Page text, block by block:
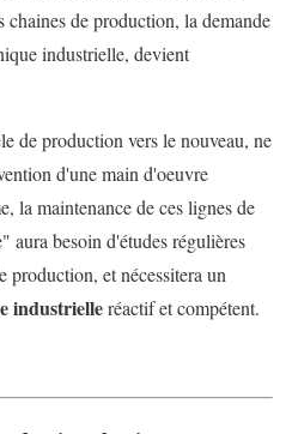
chaines de production, la demande
industrielle, devient
de production vers le nouveau, ne
d'une main d'oeuvre
la maintenance de ces lignes de
aura besoin d'études régulières
production, et nécessitera un
industrielleréactif et compétent.